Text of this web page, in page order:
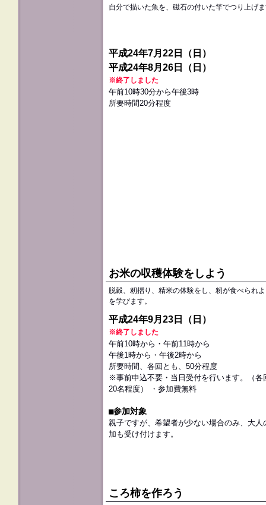
自分で描いた魚を、磁石の付いた竿でつり上げ
平成24年7月22日（日）
平成24年8月26日（日）
※終了しました
午前10時30分から午後3時
所要時間20分程度
お米の収穫体験をしよう
脱穀、籾摺り、精米の体験をし、籾が食べられ
を学びます。
平成24年9月23日（日）
※終了しました
午前10時から・午前11時から
午後1時から・午後2時から
所要時間、各回とも、50分程度
※事前申込不要・当日受付を行います。（各
20名程度） ・参加費無料
■参加対象
親子ですが、希望者が少ない場合のみ、大人
加も受け付けます。
ころ柿を作ろう